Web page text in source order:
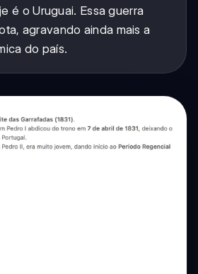
é o Uruguai. Essa guerra
agravando ainda mais a
do país.